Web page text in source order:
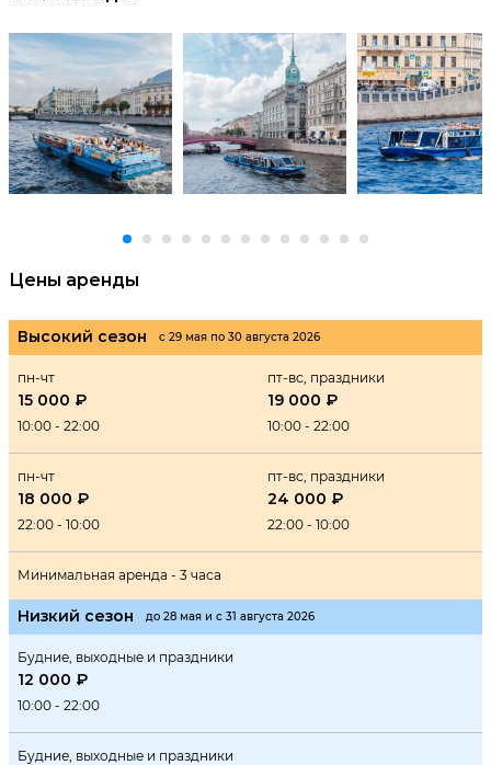
Цены аренды
Низкий сезон до 28 мая и с 31 августа 2026
Будние, выходные и праздники
12 000 ₽
10:00 - 22:00
Будние, выходные и праздники
Высокий сезон с 29 мая по 30 августа 2026
пн-чт
15 000 ₽
10:00 - 22:00
пт-вс, праздники
19 000 ₽
10:00 - 22:00
пн-чт
18 000 ₽
22:00 - 10:00
пт-вс, праздники
24 000 ₽
22:00 - 10:00
Минимальная аренда - 3 часа